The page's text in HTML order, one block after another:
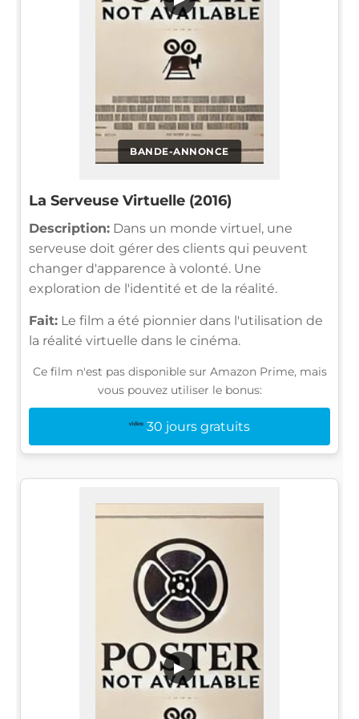
BANDE-ANNONCE
La Serveuse Virtuelle (2016)
Description: Dans un monde virtuel, une
serveuse doit gérer des clients qui peuvent
changer d'apparence à volonté. Une
exploration de l'identité et de la réalité.
Fait: Le film a été pionnier dans l'utilisation de
la réalité virtuelle dans le cinéma.
Ce film n'est pas disponible sur Amazon Prime, mais
vous pouvez utiliser le bonus:
30 jours gratuits
▶